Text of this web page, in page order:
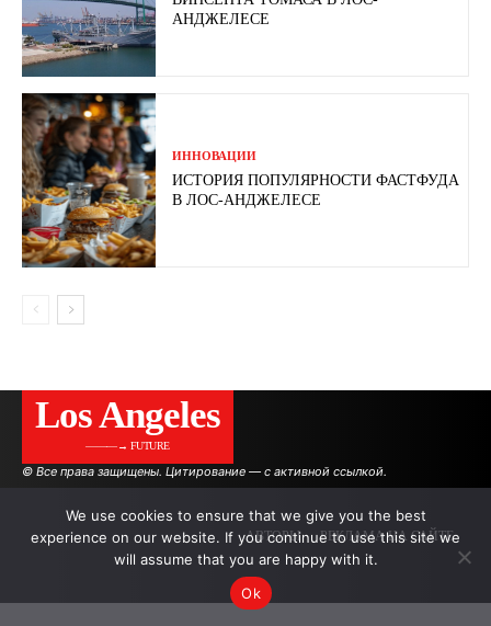
АНДЖЕЛЕСЕ
ИННОВАЦИИ
ИСТОРИЯ ПОПУЛЯРНОСТИ ФАСТФУДА
В ЛОС-АНДЖЕЛЕСЕ
Los Angeles
———→ FUTURE
© Все права защищены. Цитирование — с активной ссылкой.
АВТОРЫ РЕКЛАМА НА САЙТЕ
We use cookies to ensure that we give you the best
experience on our website. If you continue to use this site we
will assume that you are happy with it.
Ok